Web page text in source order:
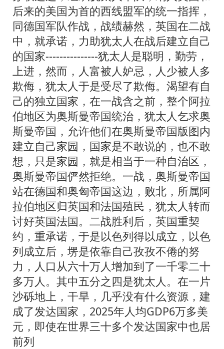
后来的美国为首的西线盟军的统一指挥，
同德国军队作战，战绩赫然，英国在二战
中，就承诺，力助犹太人在战后建立自己
的国家---------------犹太人是聪明，勤劳，
上进，然而，人富被人妒忌，人少被人多
欺侮，犹太人于是受尽了欺侮。渴望有自
己的独立国家，在一战含之前，整个阿拉
伯地区为奥斯曼帝国统治，犹太人乞求奥
斯曼帝国，允许他们在奥斯曼帝国版图内
建立自己家园，国家是不敢说的，也不敢
想，只是家园，就是相当于一种自治区，
奥斯曼帝国俨然拒绝。一战，奥斯曼帝国
站在德国和奥匈帝国这边，败北，所属阿
拉伯地区归英国和法国殖民，犹太人转而
讨好英国法国。二战胜利后，英国重契
约，重承诺，于是以色列得以成立，以色
列成立后，塄是依靠自己孜孜不倦的努
力，人口从六十万人增加到了一千零二十
多万人。其中五分之四是犹太人。在一片
沙砾地上，干旱，几乎没有什么资源，建
成了发达国家，2025年人均GDP6万多美
元，即使在世界三十多个发达国家中也居
前列